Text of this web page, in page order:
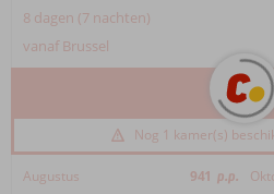
8 dagen (7 nachten)
vanaf Brussel
Nog 1 kamer(s)
Augustus 941 p.p.